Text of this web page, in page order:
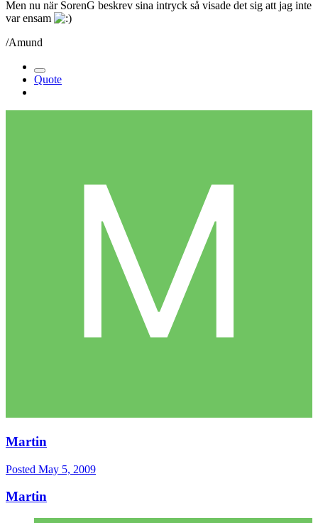
Men nu när SorenG beskrev sina intryck så visade det sig att jag inte
var ensam
/Amund
Quote
Martin
Posted May 5, 2009
Martin